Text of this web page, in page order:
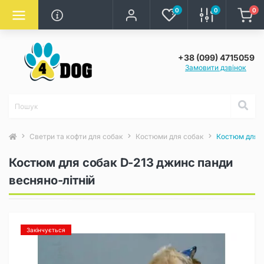
0 0 0
+38 (099) 4715059
Замовити дзвінок
Светри та кофти для собак Костюми для собак Костюм для
Костюм для собак D-213 джинс панди
весняно-літній
Закінчується